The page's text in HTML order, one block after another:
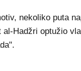
nekoliko puta
Hadžri optužio